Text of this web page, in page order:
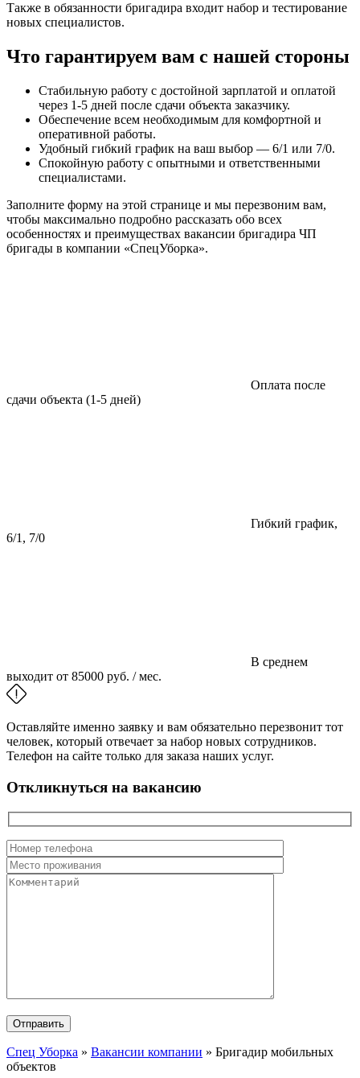
Также в обязанности бригадира входит набор и тестирование
новых специалистов.
Что гарантируем вам с нашей стороны
Стабильную работу с достойной зарплатой и оплатой
через 1-5 дней после сдачи объекта заказчику.
Обеспечение всем необходимым для комфортной и
оперативной работы.
Удобный гибкий график на ваш выбор — 6/1 или 7/0.
Спокойную работу с опытными и ответственными
специалистами.
Заполните форму на этой странице и мы перезвоним вам,
чтобы максимально подробно рассказать обо всех
особенностях и преимуществах вакансии бригадира ЧП
бригады в компании «СпецУборка».
Оплата после
сдачи объекта (1-5 дней)
Гибкий график,
6/1, 7/0
В среднем
выходит от 85000 руб. / мес.
Оставляйте именно заявку и вам обязательно перезвонит тот
человек, который отвечает за набор новых сотрудников.
Телефон на сайте только для заказа наших услуг.
Откликнуться на вакансию
Спец Уборка » Вакансии компании » Бригадир мобильных
объектов